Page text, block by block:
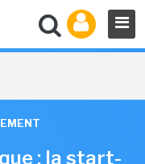
: la start-